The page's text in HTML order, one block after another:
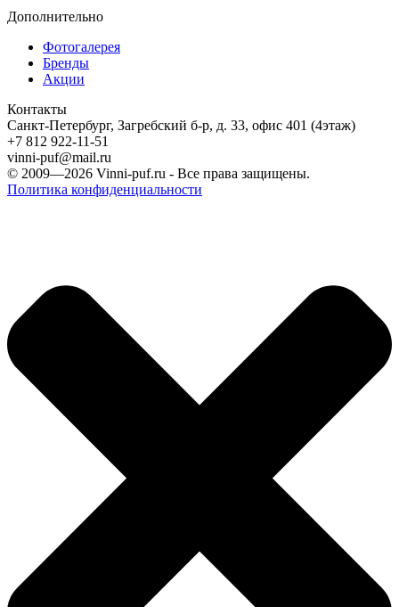
Дополнительно
Фотогалерея
Бренды
Акции
Контакты
Санкт-Петербург, Загребский б-р, д. 33, офис 401 (4этаж)
+7 812 922-11-51
vinni-puf@mail.ru
© 2009—2026 Vinni-puf.ru - Все права защищены.
Политика конфиденциальности